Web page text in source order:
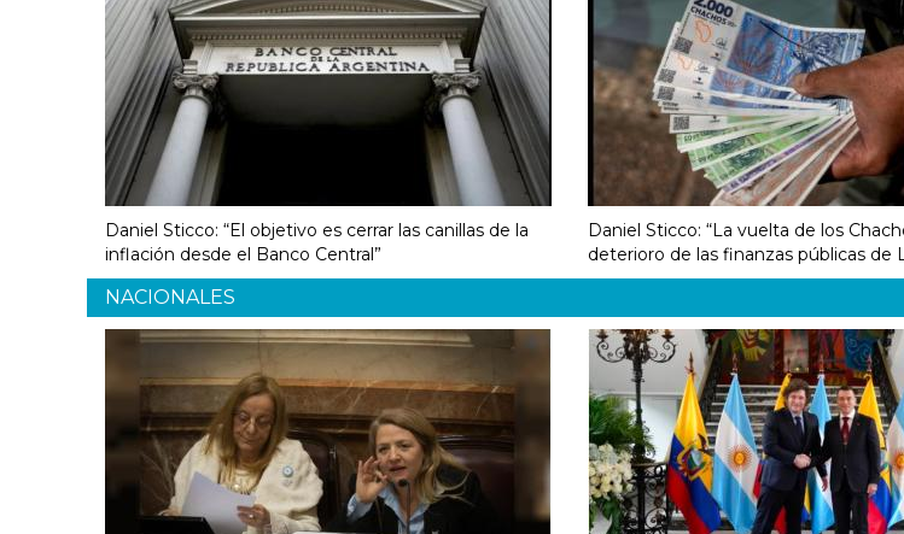
Daniel Sticco: “El objetivo es cerrar las canillas de la
inflación desde el Banco Central”
Daniel Sticco: “La vuelta de los
deterioro de las finanzas públicas de
NACIONALES